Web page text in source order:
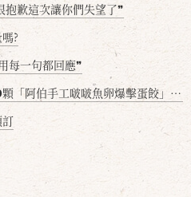
歉這次讓你們失望了❞
?
每一句都回應❞
餃」台北已被搶爆2萬顆，最後名額門前隱味只留給你！🥟💥